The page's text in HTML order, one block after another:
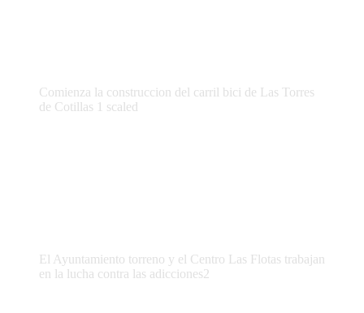
Comienza la construccion del carril bici de Las Torres
de Cotillas 1 scaled
El Ayuntamiento torreno y el Centro Las Flotas trabajan
en la lucha contra las adicciones2